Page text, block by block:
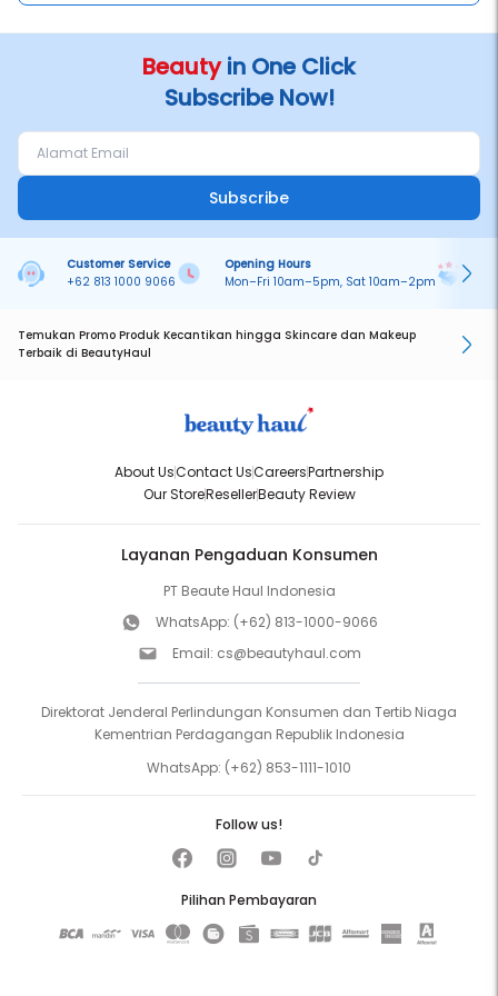
Beautyin One Click
Subscribe Now!
Subscribe
Customer Service
+62 813 1000 9066
Opening Hours
Mon–Fri 10am–5pm, Sat 10am–2pm
Temukan Promo Produk Kecantikan hingga Skincare dan Makeup
Terbaik di BeautyHaul
About UsContact UsCareersPartnership
Our StoreResellerBeauty Review
Layanan Pengaduan Konsumen
PT Beaute Haul Indonesia
WhatsApp: (+62) 813-1000-9066
Email: cs@beautyhaul.com
Direktorat Jenderal Perlindungan Konsumen dan Tertib Niaga
Kementrian Perdagangan Republik Indonesia
WhatsApp: (+62) 853-1111-1010
Pilihan Pembayaran
Follow us!